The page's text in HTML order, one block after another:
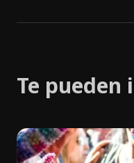
Te pueden